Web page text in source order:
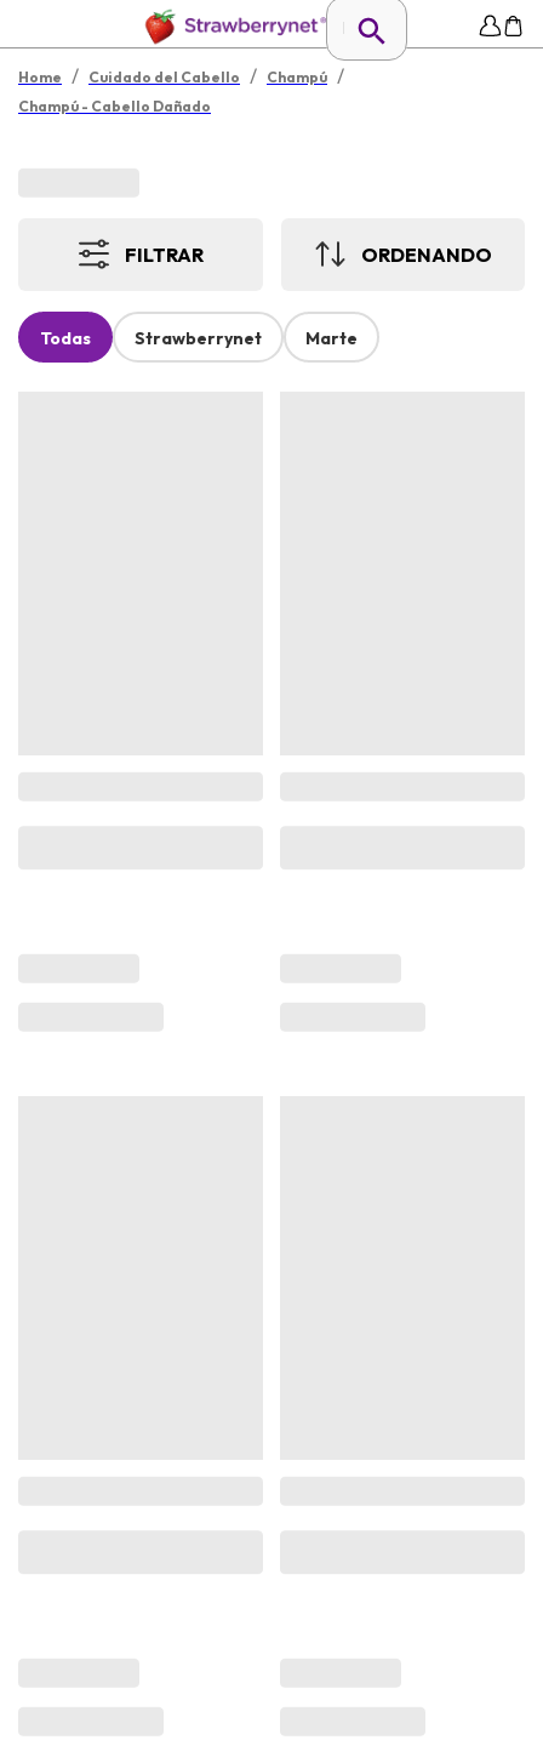
Home / Cuidado del Cabello / Champú /
Champú - Cabello Dañado
FILTRAR ORDENANDO
Todas Strawberrynet Marte